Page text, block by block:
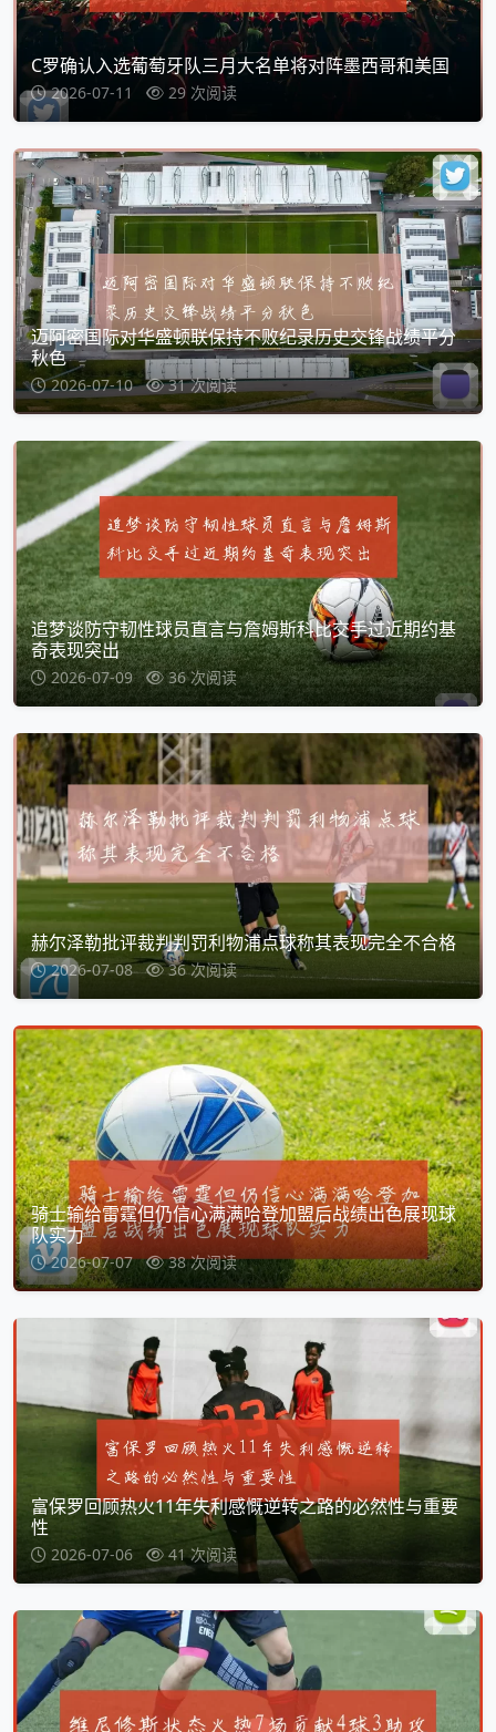
C罗确认入选葡萄牙队三月大名单将对阵墨西哥和美国
2026-07-11 29 次阅读
迈阿密国际对华盛顿联保持不败纪录历史交锋战绩平分
秋色
2026-07-10 31 次阅读
追梦谈防守韧性球员直言与詹姆斯科比交手过近期约基
奇表现突出
2026-07-09 36 次阅读
赫尔泽勒批评裁判判罚利物浦点球称其表现完全不合格
2026-07-08 36 次阅读
骑士输给雷霆但仍信心满满哈登加盟后战绩出色展现球
队实力
2026-07-07 38 次阅读
富保罗回顾热火11年失利感慨逆转之路的必然性与重要
性
2026-07-06 41 次阅读